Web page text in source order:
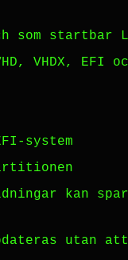
som startbar
VHDX, EFI
system
kan
utan